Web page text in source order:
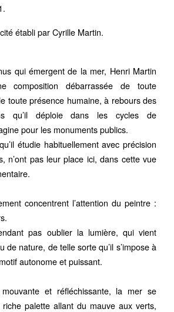
établi par Cyrille Martin.
qui émergent de la mer, Henri Martin
composition débarrassée de toute
toute présence humaine, à rebours des
qu’il déploie dans les cycles de
pour les monuments publics.
étudie habituellement avec précision
n’ont pas leur place ici, dans cette vue
concentrent l’attention du peintre :
pas oublier la lumière, qui vient
de nature, de telle sorte qu’il s’impose à
autonome et puissant.
et réfléchissante, la mer se
palette allant du mauve aux verts,